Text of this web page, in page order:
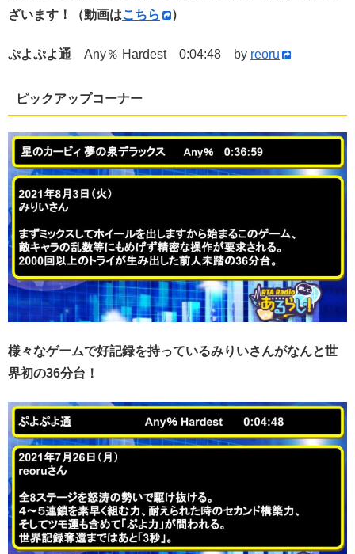
ざいます！（動画はこちら ）
ぷよぷよ通 Any％ Hardest 0:04:48 by reoru
ピックアップコーナー
様々なゲームで好記録を持っているみりいさんがなんと世
界初の36分台！